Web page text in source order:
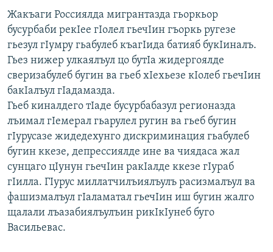
Жакъаги Россиялда мигрантазда гьоркьор
бусурбаби рекIее гIолел гьечIин гъоркь ругезе
гьезул гIумру гьабулеб къагIида батияб букIиналъ.
Гьез нижер улкаялъул цо бутIа жидергоялде
сверизабулеб бугин ва гьеб хIехьезе кIолеб гьечIин
бакIалъул гIадамазда.
Гьеб киналдего тIаде бусурбабазул регионазда
лъимал гIемерал гьарулел ругин ва гьеб бугин
гIурусазе жидедехунго дискриминация гьабулеб
бугин ккезе, депрессиялде ине ва чиядаса жал
сунцаго цIунун гьечIин ракIалде ккезе гIураб
гIилла. ГIурус миллатчилъиялъулъ расизмалъул ва
фашизмалъул гIаламатал гьечIин иш бугин жалго
щалали лъазабиялъулъин рикIкIунеб буго
Васильевас.